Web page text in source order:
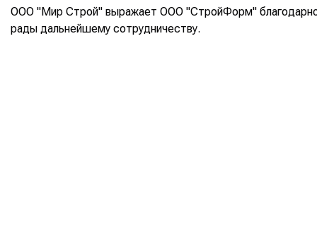
ООО "Мир Строй" выражает ООО "СтройФорм"
рады дальнейшему сотрудничеству.